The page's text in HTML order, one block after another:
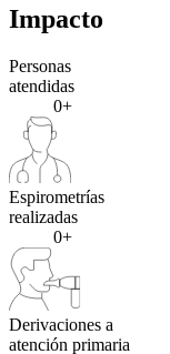
Impacto
Personas
atendidas
0+
Espirometrías
realizadas
0+
Derivaciones a
atención primaria